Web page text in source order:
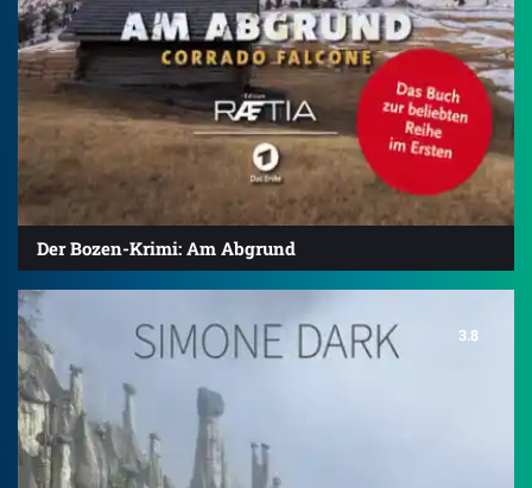
Der Bozen-Krimi: Am Abgrund
3.8